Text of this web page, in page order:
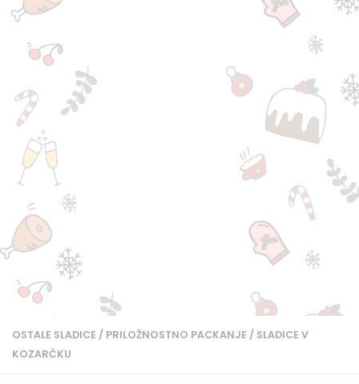
OSTALE SLADICE / PRILOŽNOSTNO PACKANJE / SLADICE V
KOZARČKU